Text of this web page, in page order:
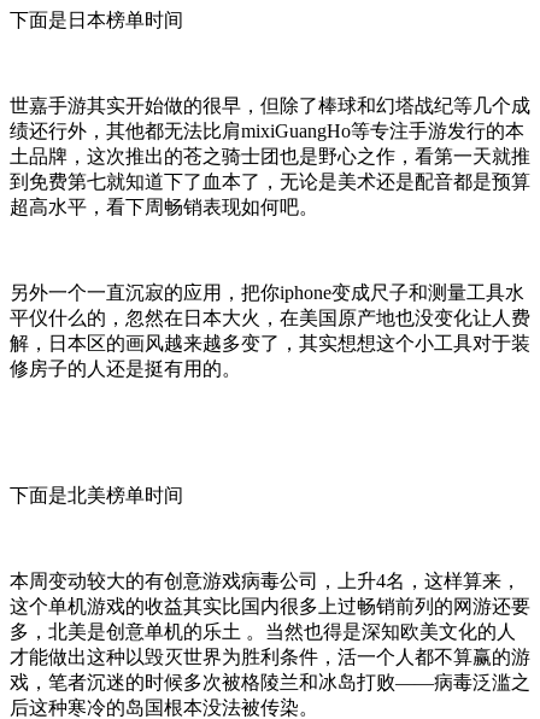
下面是日本榜单时间
世嘉手游其实开始做的很早，但除了棒球和幻塔战纪等几个成
绩还行外，其他都无法比肩mixiGuangHo等专注手游发行的本
土品牌，这次推出的苍之骑士团也是野心之作，看第一天就推
到免费第七就知道下了血本了，无论是美术还是配音都是预算
超高水平，看下周畅销表现如何吧。
另外一个一直沉寂的应用，把你iphone变成尺子和测量工具水
平仪什么的，忽然在日本大火，在美国原产地也没变化让人费
解，日本区的画风越来越多变了，其实想想这个小工具对于装
修房子的人还是挺有用的。
下面是北美榜单时间
本周变动较大的有创意游戏病毒公司，上升4名，这样算来，
这个单机游戏的收益其实比国内很多上过畅销前列的网游还要
多，北美是创意单机的乐土 。当然也得是深知欧美文化的人
才能做出这种以毁灭世界为胜利条件，活一个人都不算赢的游
戏，笔者沉迷的时候多次被格陵兰和冰岛打败——病毒泛滥之
后这种寒冷的岛国根本没法被传染。